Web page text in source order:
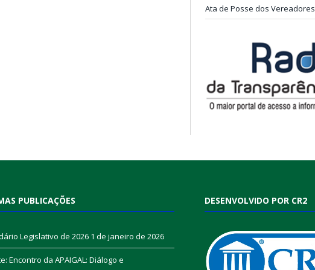
Ata de Posse dos Vereadores
PUBLICAÇÕES
Legislativo de 2026 1 de janeiro de 2026
Encontro da APAIGAL: Diálogo e
DESENVOLVIDO POR CR2